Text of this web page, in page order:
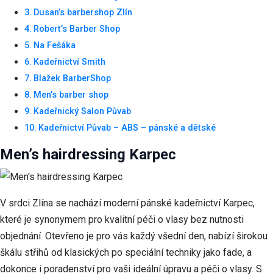
Dusan’s barbershop Zlín
Robert’s Barber Shop
Na Fešáka
Kadeřnictví Smith
Blažek BarberShop
Men’s barber shop
Kadeřnický Salon Půvab
Kadeřnictví Půvab – ABS – pánské a dětské
Men’s hairdressing Karpec
V srdci Zlína se nachází moderní pánské kadeřnictví Karpec,
které je synonymem pro kvalitní péči o vlasy bez nutnosti
objednání. Otevřeno je pro vás každý všední den, nabízí širokou
škálu střihů od klasických po speciální techniky jako fade, a
dokonce i poradenství pro vaši ideální úpravu a péči o vlasy. S